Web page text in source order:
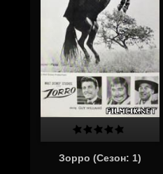
Зорро (Cезон: 1)